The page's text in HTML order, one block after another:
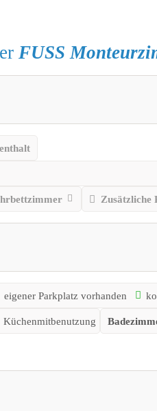
FUSS
Zusätzliche
eigener Parkplatz vorhanden
Küchenmitbenutzung